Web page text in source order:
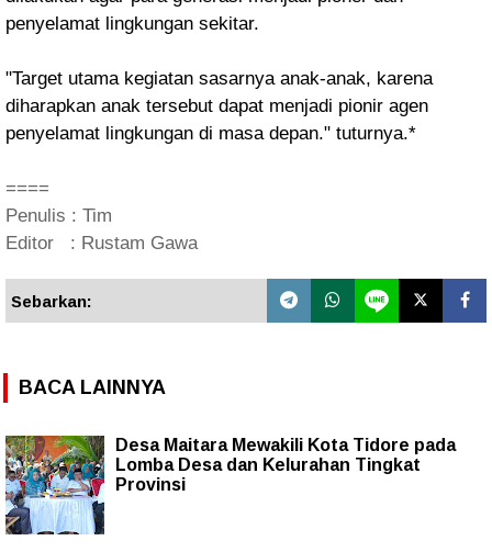
penyelamat lingkungan sekitar.
"Target utama kegiatan sasarnya anak-anak, karena
diharapkan anak tersebut dapat menjadi pionir agen
penyelamat lingkungan di masa depan." tuturnya.*
====
Penulis : Tim
Editor : Rustam Gawa
Sebarkan:
BACA LAINNYA
Desa Maitara Mewakili Kota Tidore pada
Lomba Desa dan Kelurahan Tingkat
Provinsi